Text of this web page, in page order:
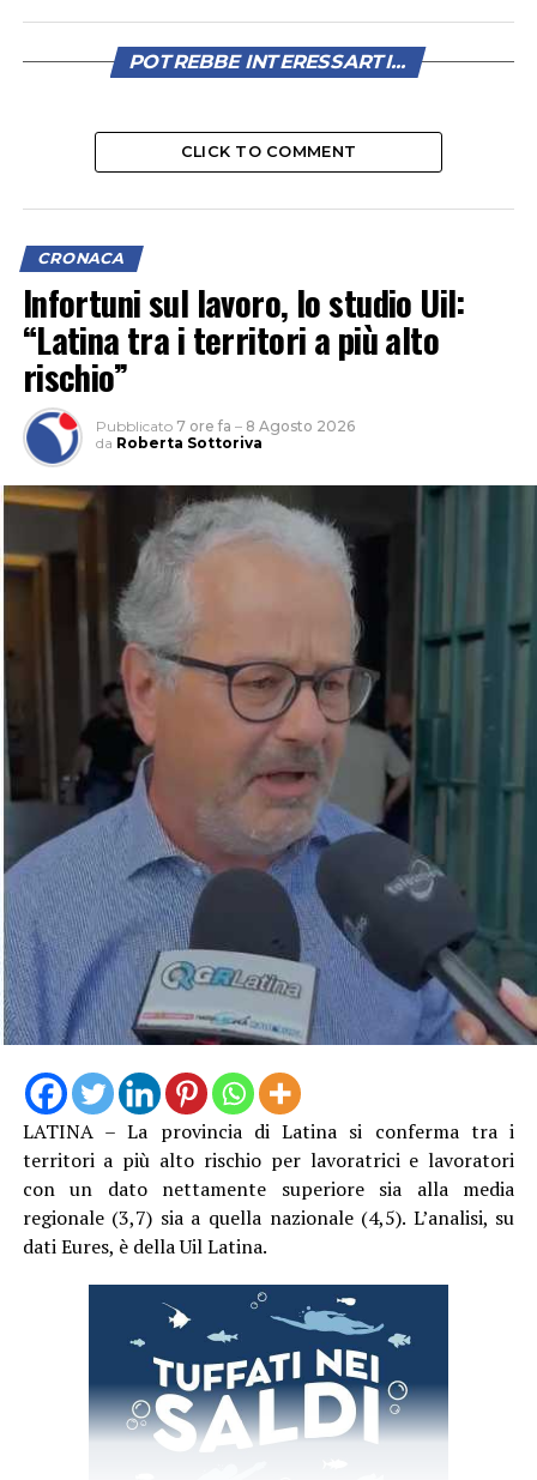
POTREBBE INTERESSARTI...
CLICK TO COMMENT
CRONACA
Infortuni sul lavoro, lo studio Uil:
“Latina tra i territori a più alto
rischio”
Pubblicato 7 ore fa – 8 Agosto 2026
da Roberta Sottoriva
LATINA – La provincia di Latina si conferma tra i
territori a più alto rischio per lavoratrici e lavoratori
con un dato nettamente superiore sia alla media
regionale (3,7) sia a quella nazionale (4,5). L’analisi, su
dati Eures, è della Uil Latina.